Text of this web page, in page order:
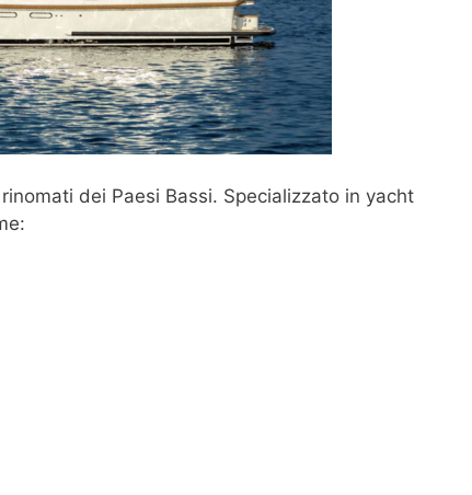
dei Paesi Bassi. Specializzato in yacht